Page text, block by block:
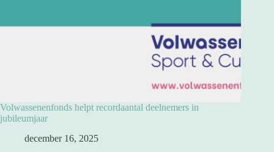
Volwassenenfonds helpt recordaantal deelnemers in
jubileumjaar
december 16, 2025